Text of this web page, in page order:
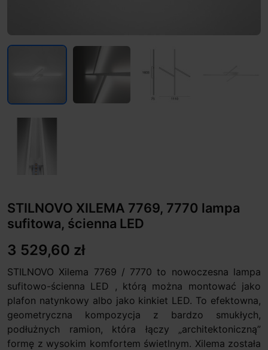
STILNOVO XILEMA 7769, 7770 lampa
sufitowa, ścienna LED
3 529,60 zł
STILNOVO Xilema 7769 / 7770 to nowoczesna lampa
sufitowo-ścienna LED , którą można montować jako
plafon natynkowy albo jako kinkiet LED. To efektowna,
geometryczna kompozycja z bardzo smukłych,
podłużnych ramion, która łączy „architektoniczną”
formę z wysokim komfortem świetlnym. Xilema została